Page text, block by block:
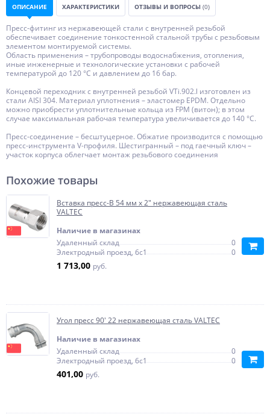
ОПИСАНИЕ ХАРАКТЕРИСТИКИ ОТЗЫВЫ И ВОПРОСЫ (0)
Пресс-фитинг из нержавеющей стали с внутренней резьбой
обеспечивает соединение тонкостенной стальной трубы с резьбовым
элементом монтируемой системы.
Область применения – трубопроводы водоснабжения, отопления,
иные инженерные и технологические установки с рабочей
температурой до 120 °С и давлением до 16 бар.
Концевой переходник с внутренней резьбой VTi.902.l изготовлен из
стали AISI 304. Материал уплотнения – эластомер EPDM. Отдельно
можно приобрести уплотнительные кольца из FPM (витон); в этом
случае максимальная рабочая температура увеличивается до 140 °С.
Пресс-соединение – бесштуцерное. Обжатие производится с помощью
пресс-инструмента V-профиля. Шестигранный – под гаечный ключ –
участок корпуса облегчает монтаж резьбового соединения
Похожие товары
Вставка пресс-В 54 мм х 2" нержавеющая сталь
VALTEC
Наличие в магазинах
Удаленный склад
0
Электродный проезд, 6с1
0
1 713,00 руб.
Угол пресс 90' 22 нержавеющая сталь VALTEC
Наличие в магазинах
Удаленный склад
0
Электродный проезд, 6с1
0
401,00 руб.